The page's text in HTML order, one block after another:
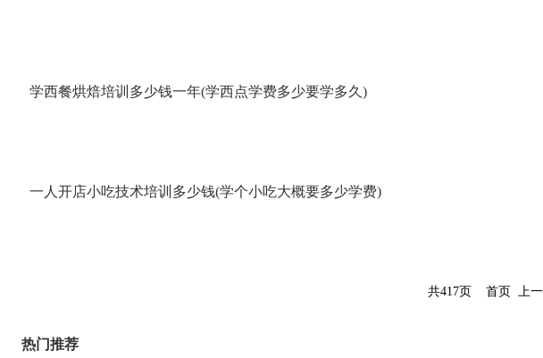
学西餐烘焙培训多少钱一年(学西点学费多少要学多久)
一人开店小吃技术培训多少钱(学个小吃大概要多少学费)
共417页 首页 上
热门推荐